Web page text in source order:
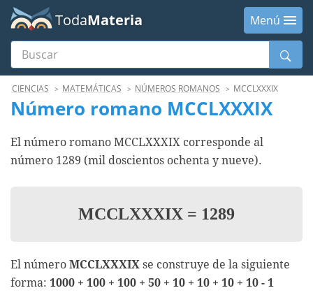
TodaMateria
Menú
Buscar
MenúCIENCIAS MATEMÁTICAS NÚMEROS ROMANOS MCCLXXXIX
Número romano MCCLXXXIX
El número romano MCCLXXXIX corresponde al
número 1289 (mil doscientos ochenta y nueve).
MCCLXXXIX = 1289
El número MCCLXXXIX se construye de la siguiente
forma: 1000 + 100 + 100 + 50 + 10 + 10 + 10 + 10 - 1